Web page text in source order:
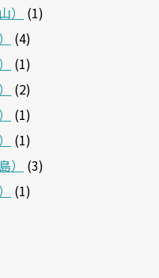
(1)
(4)
(1)
(2)
(1)
(1)
(3)
(1)